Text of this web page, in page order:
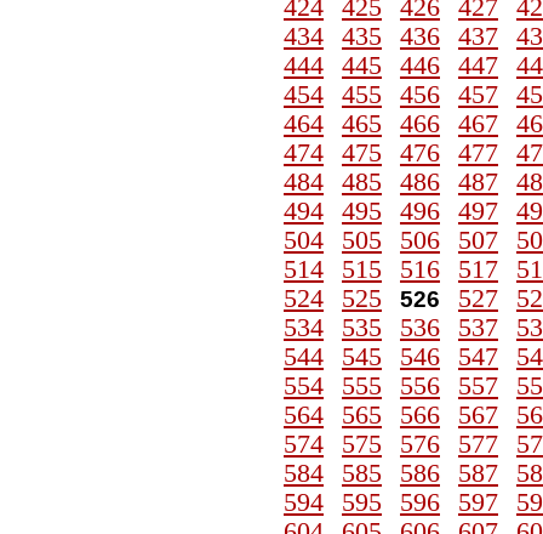
424
425 426 427
434
435 436 437
444
445 446 447
454
455 456 457
464
465 466 467
474
475 476 477
484
485 486 487
494
495 496 497
504
505 506 507
514
515 516 517
524
525 526 527
534
535 536 537
544
545 546 547
554
555 556 557
564
565 566 567
574
575 576 577
584
585 586 587
594
595 596 597